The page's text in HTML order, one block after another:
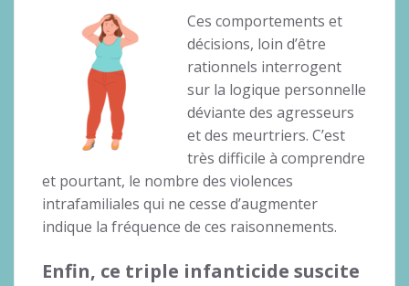
Ces comportements et
décisions, loin d’être
rationnels interrogent
sur la logique personnelle
déviante des agresseurs
et des meurtriers. C’est
très difficile à comprendre
et pourtant, le nombre des violences
intrafamiliales qui ne cesse d’augmenter
indique la fréquence de ces raisonnements.
Enfin, ce triple infanticide suscite